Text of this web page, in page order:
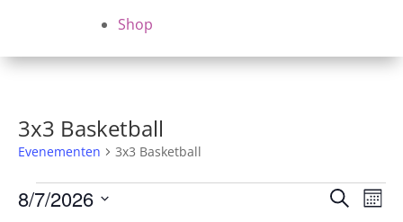
Shop
3x3 Basketball
Evenementen 3x3 Basketball
Evenementen Zoeken
8/7/2026